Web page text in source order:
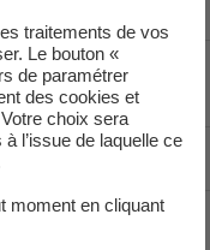
traitements de vos
Le bouton «
de paramétrer
des cookies et
choix sera
l’issue de laquelle ce
moment en cliquant